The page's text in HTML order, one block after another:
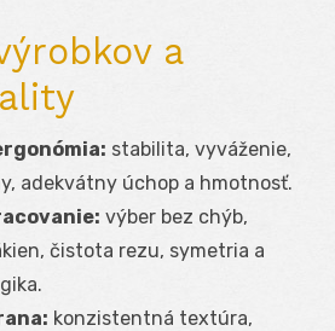
a
stabilita, vyváženie,
adekvátny úchop a hmotnosť.
výber bez chýb,
čistota rezu, symetria a
konzistentná textúra,